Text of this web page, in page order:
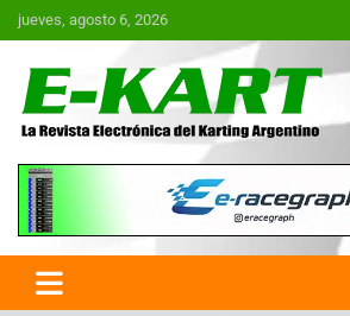
Saltar
al
jueves, agosto 6, 2026
E-Kart.com.ar | La
Electrónica del
Argentina